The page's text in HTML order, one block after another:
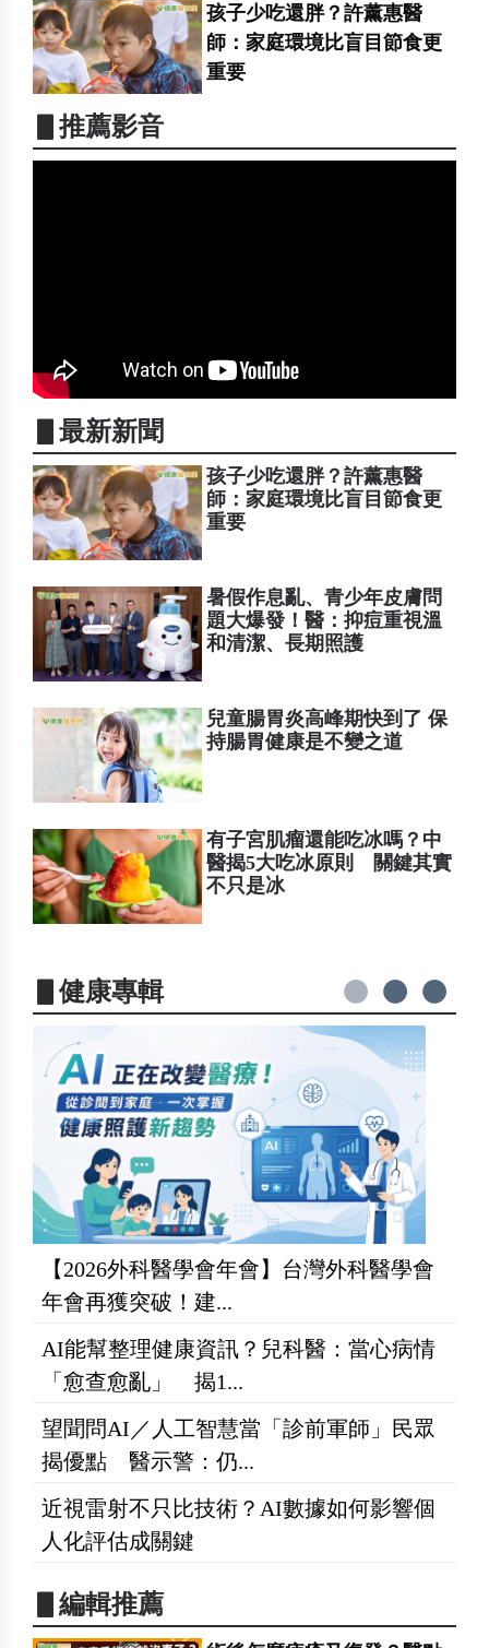
孩子少吃還胖？許薰惠醫
師：家庭環境比盲目節食更
重要
▋推薦影音
▋最新新聞
孩子少吃還胖？許薰惠醫
師：家庭環境比盲目節食更
重要
暑假作息亂、青少年皮膚問
題大爆發！醫：抑痘重視溫
和清潔、長期照護
兒童腸胃炎高峰期快到了 保
持腸胃健康是不變之道
有子宮肌瘤還能吃冰嗎？中
醫揭5大吃冰原則 關鍵其實
不只是冰
▋健康專輯
【2026外科醫學會年會】台灣外科醫學會
年會再獲突破！建...
AI能幫整理健康資訊？兒科醫：當心病情
「愈查愈亂」 揭1...
望聞問AI／人工智慧當「診前軍師」民眾
揭優點 醫示警：仍...
近視雷射不只比技術？AI數據如何影響個
人化評估成關鍵
▋編輯推薦